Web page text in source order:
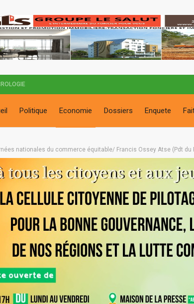
Politique Economie Dossiers Enquete
nationales du commerce équitable/ Francis Ossey Atse (Pdt du